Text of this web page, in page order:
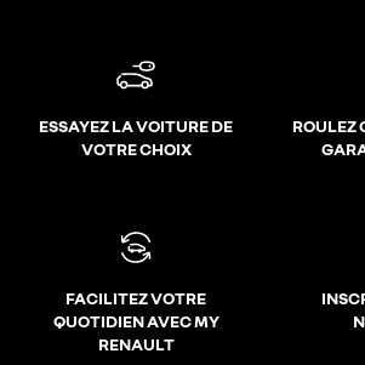
ESSAYEZ LA VOITURE DE
VOTRE CHOIX
ROULEZ
FACILITEZ VOTRE
QUOTIDIEN AVEC MY
RENAULT